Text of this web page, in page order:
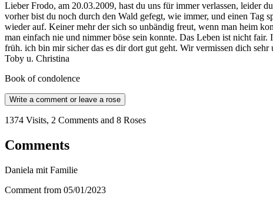
Lieber Frodo, am 20.03.2009, hast du uns für immer verlassen, leider
vorher bist du noch durch den Wald gefegt, wie immer, und einen Tag
wieder auf. Keiner mehr der sich so unbändig freut, wenn man heim
man einfach nie und nimmer böse sein konnte. Das Leben ist nicht
früh. ich bin mir sicher das es dir dort gut geht. Wir vermissen dich
Toby u. Christina
Book of condolence
Write a comment or leave a rose
1374 Visits, 2 Comments and 8 Roses
Comments
Daniela mit Familie
Comment from 05/01/2023